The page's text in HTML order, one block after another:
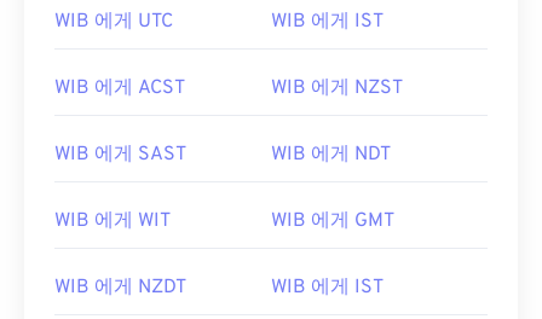
WIB 에게 UTC WIB 에게 IST
WIB 에게 ACST WIB 에게 NZST
WIB 에게 SAST WIB 에게 NDT
WIB 에게 WIT WIB 에게 GMT
WIB 에게 NZDT WIB 에게 IST